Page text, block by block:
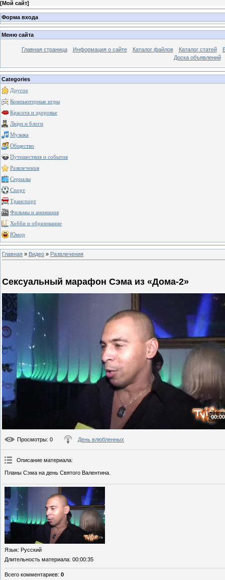
[Мой сайт]
Форма входа
Меню сайта
Главная страница Информация о сайте Каталог файлов Каталог статей
Доска объявлений
Categories
Другое
Компьютерные игры
Красота и здоровье
Люди и блоги
Музыка
Общество
Путешествия и события
Развлечения
Сериалы
Спорт
Транспорт
Фильмы и анимация
Хобби и образование
Юмор
Главная » Видео » Развлечения
Сексуальный марафон Сэма из «Дома-2»
Просмотры: 0 День влюбленных
Описание материала:
Планы Сэма на день Святого Валентина.
Язык: Русский
Длительность материала: 00:00:35
Всего комментариев: 0